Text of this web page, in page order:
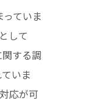
ていま
して
する調
いま
応が可